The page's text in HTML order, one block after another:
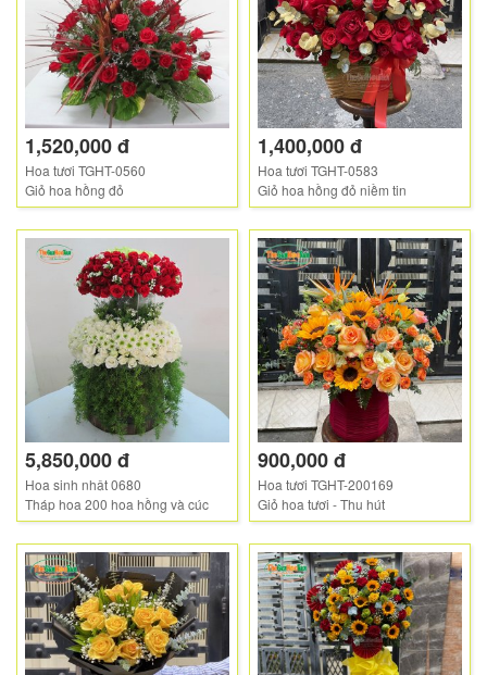
1,520,000 đ
Hoa tươi TGHT-0560
Giỏ hoa hồng đỏ
1,400,000 đ
Hoa tươi TGHT-0583
Giỏ hoa hồng đỏ niềm tin
5,850,000 đ
Hoa sinh nhật 0680
Tháp hoa 200 hoa hồng và cúc
900,000 đ
Hoa tươi TGHT-200169
Giỏ hoa tươi - Thu hút